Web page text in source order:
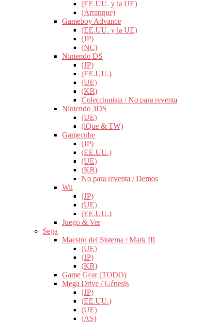
(EE.UU. y la UE)
(Arranque)
Gameboy Advance
(EE.UU. y la UE)
(JP)
(NC)
Nintendo DS
(JP)
(EE.UU.)
(UE)
(KR)
Coleccionista / No para reventa
Nintendo 3DS
(UE)
(iQue & TW)
Gamecube
(JP)
(EE.UU.)
(UE)
(KR)
No para reventa / Demos
Wii
(JP)
(UE)
(EE.UU.)
Juego & Ver
Sega
Maestro del Sistema / Mark III
(UE)
(JP)
(KR)
Game Gear (TODO)
Mega Drive / Génesis
(JP)
(EE.UU.)
(UE)
(AS)